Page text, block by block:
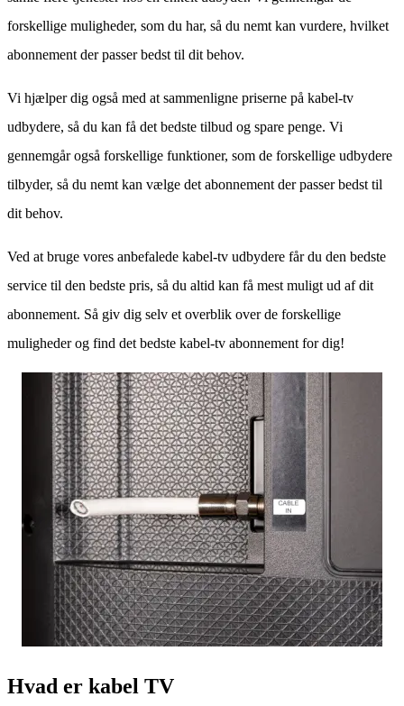
forskellige muligheder, som du har, så du nemt kan vurdere, hvilket
abonnement der passer bedst til dit behov.
Vi hjælper dig også med at sammenligne priserne på kabel-tv
udbydere, så du kan få det bedste tilbud og spare penge. Vi
gennemgår også forskellige funktioner, som de forskellige udbydere
tilbyder, så du nemt kan vælge det abonnement der passer bedst til
dit behov.
Ved at bruge vores anbefalede kabel-tv udbydere får du den bedste
service til den bedste pris, så du altid kan få mest muligt ud af dit
abonnement. Så giv dig selv et overblik over de forskellige
muligheder og find det bedste kabel-tv abonnement for dig!
Hvad er kabel TV